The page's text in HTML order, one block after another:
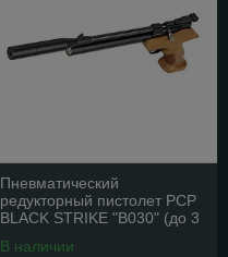
Пневматический
редукторный пистолет РСР
BLACK STRIKE "B030" (до 3
В наличии